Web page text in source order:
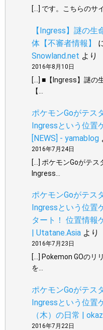
[…] です。こちらのサ
【Ingress】謎の
体【不審者情報】
Snowland.net より
2016年8月10日
[…] ■【Ingress】謎の
【…
ポケモンGoがテス
Ingressという位置
[NEWS] - yamablog
2016年7月24日
[…] ポケモンGoがテス
Ingress…
ポケモンGoがテス
Ingressという位置
タート！ 位置情報
| Utatane.Asia より
2016年7月23日
[…] Pokemon GOのリ
を…
ポケモンGoがテス
Ingressという位置
（木）の日常 |
2016年7月22日